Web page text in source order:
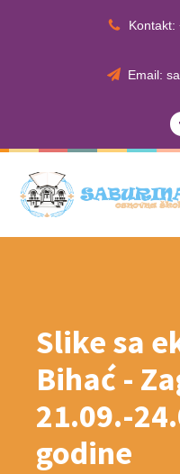
Kontakt:
Email:
Slike sa
Bihać -
21.09.-
godine